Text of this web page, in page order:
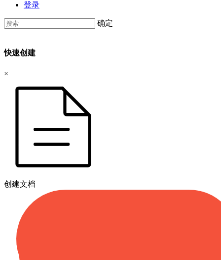
登录
确定
快速创建
×
创建文档